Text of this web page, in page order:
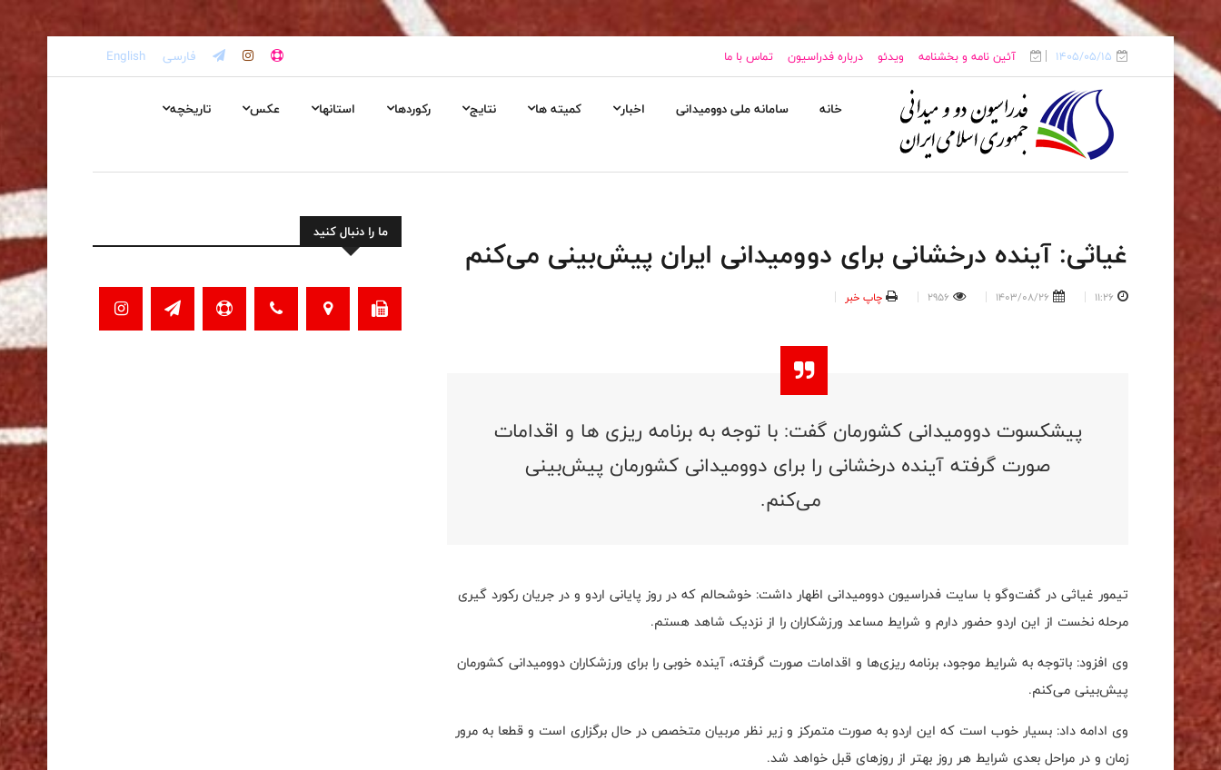
1405/05/15 آئین نامه و بخشنامه ویدئو درباره فدراسیون تماس با ما فارسی English
خانه سامانه ملی دوومیدانی اخبار کمیته ها نتایج رکوردها استانها عکس تاریخچه
غیاثی: آینده درخشانی برای دوومیدانی ایران پیش‌بینی می‌کنم
11:26
1403/08/26
2956 چاپ خبر
پیشکسوت دوومیدانی کشورمان گفت: با توجه به برنامه ریزی ها و اقدامات
صورت گرفته آینده درخشانی را برای دوومیدانی کشورمان پیش‌بینی
می‌کنم.
تیمور غیاثی در گفت‌وگو با سایت فدراسیون دوومیدانی اظهار داشت: خوشحالم که در روز پایانی اردو و در جریان رکورد گیری
مرحله نخست از این اردو حضور دارم و شرایط مساعد ورزشکاران را از نزدیک شاهد هستم.
وی افزود: باتوجه به شرایط موجود، برنامه ریزی‌ها و اقدامات صورت گرفته، آینده خوبی را برای ورزشکاران دوومیدانی کشورمان
پیش‌بینی می‌کنم.
وی ادامه داد: بسیار خوب است که این اردو به صورت متمرکز و زیر نظر مربیان متخصص در حال برگزاری است و قطعا به مرور
زمان و در مراحل بعدی شرایط هر روز بهتر از روزهای قبل خواهد شد.
ما را دنبال کنید